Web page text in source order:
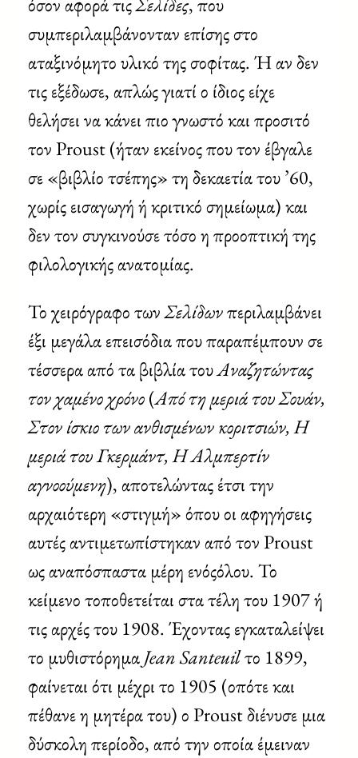
συμπεριλαμβάνονταν επίσης στο
αταξινόμητο υλικό της σοφίτας. Ή αν δεν
τις εξέδωσε, απλώς γιατί ο ίδιος είχε
θελήσει να κάνει πιο γνωστό και προσιτό
τον Proust (ήταν εκείνος που τον έβγαλε
σε «βιβλίο τσέπης» τη δεκαετία του ’60,
χωρίς εισαγωγή ή κριτικό σημείωμα) και
δεν τον συγκινούσε τόσο η προοπτική της
φιλολογικής ανατομίας.
Το χειρόγραφο τωνΣελίδωνπεριλαμβάνει
έξι μεγάλα επεισόδια που παραπέμπουν σε
τέσσερα από τα βιβλία τουΑναζητώντας
τον χαμένο χρόνο(Από τη μεριά του Σουάν,
Στον ίσκιο των ανθισμένων κοριτσιών, Η
μεριά του Γκερμάντ, Η Αλμπερτίν
αγνοούμενη), αποτελώντας έτσι την
αρχαιότερη «στιγμή» όπου οι αφηγήσεις
αυτές αντιμετωπίστηκαν από τον Proust
ως αναπόσπαστα μέρη ενόςόλου. Το
κείμενο τοποθετείται στα τέλη του 1907 ή
τις αρχές του 1908. Έχοντας εγκαταλείψει
το μυθιστόρημαJean Santeuilτο 1899,
φαίνεται ότι μέχρι το 1905 (οπότε και
πέθανε η μητέρα του) ο Proust διένυσε μια
δύσκολη περίοδο, από την οποία έμειναν